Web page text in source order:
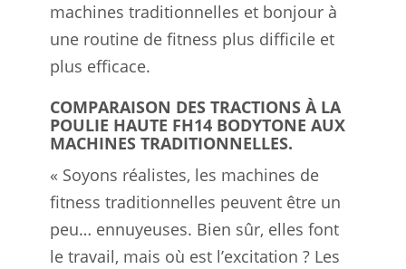
machines traditionnelles et bonjour à
une routine de fitness plus difficile et
plus efficace.
COMPARAISON DES TRACTIONS À LA
POULIE HAUTE FH14 BODYTONE AUX
MACHINES TRADITIONNELLES.
« Soyons réalistes, les machines de
fitness traditionnelles peuvent être un
peu… ennuyeuses. Bien sûr, elles font
le travail, mais où est l’excitation ? Les